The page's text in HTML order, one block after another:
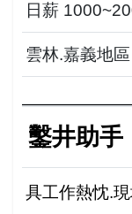
日薪
雲林.嘉義地區
鑿井助手
具工作熱忱.